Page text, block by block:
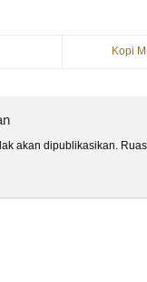
Kopi
akan dipublikasikan.